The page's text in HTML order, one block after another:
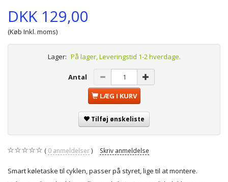
DKK 129,00
(Køb Inkl. moms)
Lager: På lager, Leveringstid 1-2 hverdage.
Antal
LÆG I KURV
Tilføj ønskeliste
0 anmeldelser Skriv anmeldelse
Smart køletaske til cyklen, passer på styret, lige til at montere.